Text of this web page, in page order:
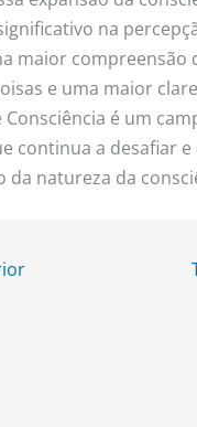
na
maior compreensão
e uma maior
é um
continua a desafiar
da natureza da